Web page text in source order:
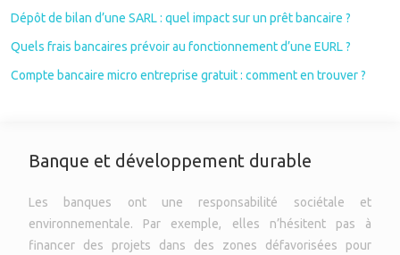
Dépôt de bilan d’une SARL : quel impact sur un prêt bancaire ?
Quels frais bancaires prévoir au fonctionnement d’une EURL ?
Compte bancaire micro entreprise gratuit : comment en trouver ?
Banque et développement durable
Les banques ont une responsabilité sociétale et
environnementale. Par exemple, elles n’hésitent pas à
financer des projets dans des zones défavorisées pour